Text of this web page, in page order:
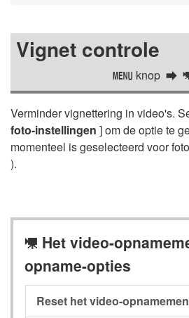
Vignet controle
G knop
Verminder vignettering in video's.
foto-instellingen ] om de optie te
momenteel is geselecteerd voor
).
1 Het video-
opname-opties
Reset het video-